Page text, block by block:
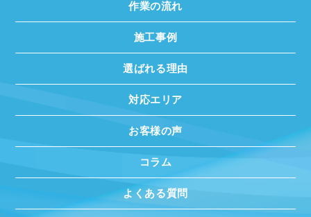
作業の流れ
施工事例
選ばれる理由
対応エリア
お客様の声
コラム
よくある質問